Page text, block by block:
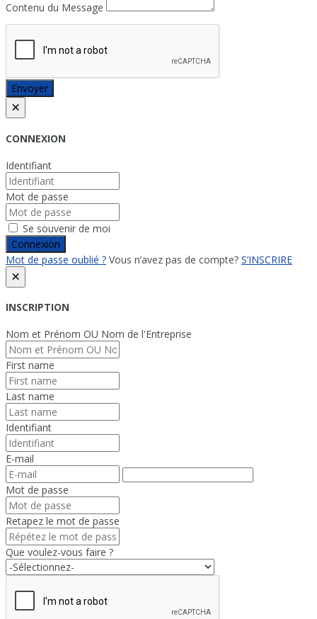
Contenu du Message
Envoyer
×
CONNEXION
Identifiant
Mot de passe
Se souvenir de moi
Connexion
Mot de passe oublié ? Vous n’avez pas de compte? S’INSCRIRE
×
INSCRIPTION
Nom et Prénom OU Nom de l'Entreprise
First name
Last name
Identifiant
E-mail
Mot de passe
Retapez le mot de passe
Que voulez-vous faire ?